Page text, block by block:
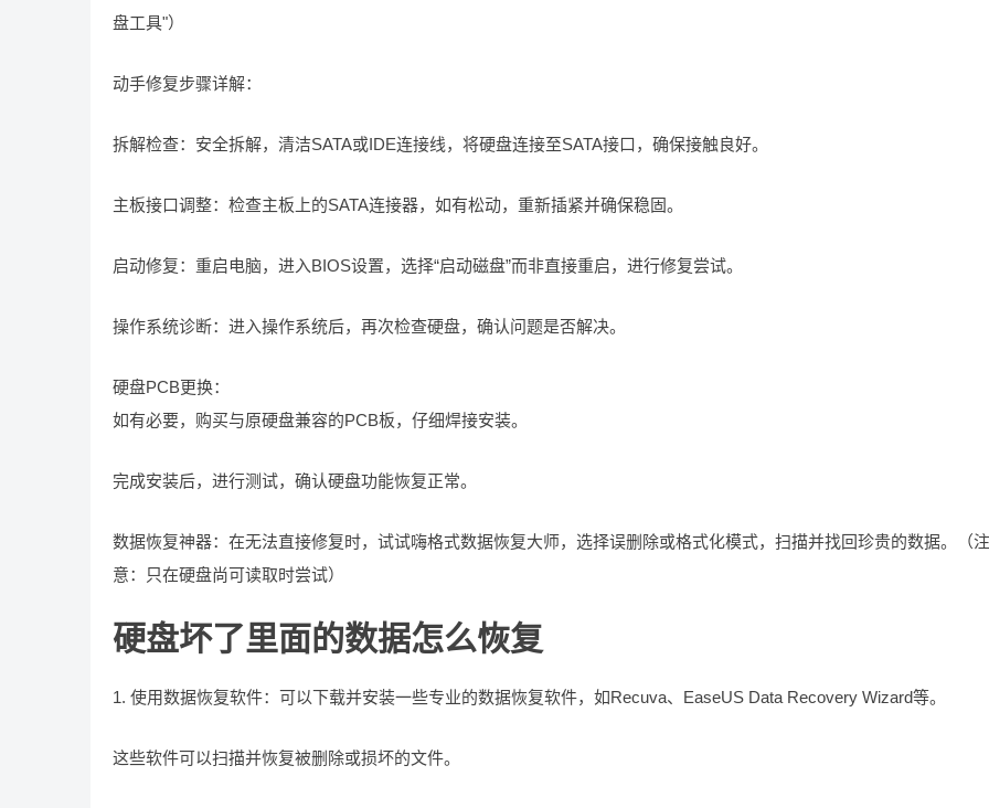
盘工具"）
动手修复步骤详解：
拆解检查：安全拆解，清洁SATA或IDE连接线，将硬盘连接至SATA接口，确保接触良好。
主板接口调整：检查主板上的SATA连接器，如有松动，重新插紧并确保稳固。
启动修复：重启电脑，进入BIOS设置，选择“启动磁盘”而非直接重启，进行修复尝试。
操作系统诊断：进入操作系统后，再次检查硬盘，确认问题是否解决。
硬盘PCB更换：
如有必要，购买与原硬盘兼容的PCB板，仔细焊接安装。
完成安装后，进行测试，确认硬盘功能恢复正常。
数据恢复神器：在无法直接修复时，试试嗨格式数据恢复大师，选择误删除或格式化模式，扫描并找回珍贵的数据。（注
意：只在硬盘尚可读取时尝试）
硬盘坏了里面的数据怎么恢复
1. 使用数据恢复软件：可以下载并安装一些专业的数据恢复软件，如Recuva、EaseUS Data Recovery Wizard等。
这些软件可以扫描并恢复被删除或损坏的文件。